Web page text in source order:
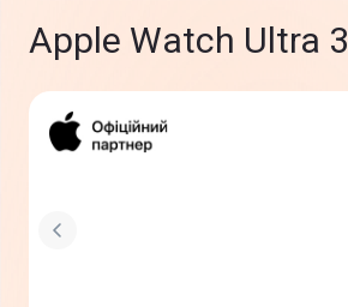
Apple Watch Ultra 3